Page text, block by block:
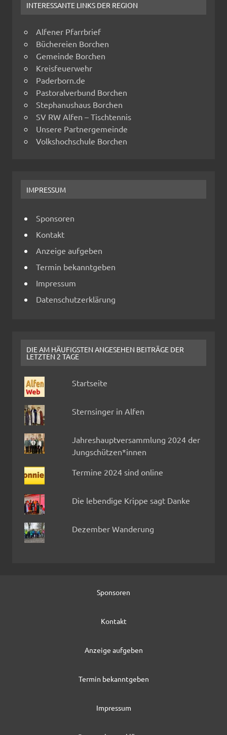
INTERESSANTE LINKS DER REGION
Alfener Pfarrbrief
Büchereien Borchen
Gemeinde Borchen
Kreisfeuerwehr
Paderborn.de
Pastoralverbund Borchen
Stephanushaus Borchen
SV RW Alfen – Tischtennis
Unsere Partnergemeinde
Volkshochschule Borchen
IMPRESSUM
Sponsoren
Kontakt
Anzeige aufgeben
Termin bekanntgeben
Impressum
Datenschutzerklärung
DIE AM HÄUFIGSTEN ANGESEHEN BEITRÄGE DER
LETZTEN 2 TAGE
Startseite
Sternsinger in Alfen
Jahreshauptversammlung 2024 der
Jungschützen*innen
Termine 2024 sind online
Die lebendige Krippe sagt Danke
Dezember Wanderung
Sponsoren
Kontakt
Anzeige aufgeben
Termin bekanntgeben
Impressum